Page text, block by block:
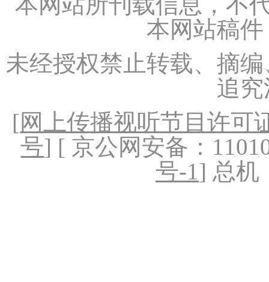
本网站稿
未经授权禁止转载、摘
追
[网上传播视听节目许可
号] [ 京公网安备：
号-1] 总机